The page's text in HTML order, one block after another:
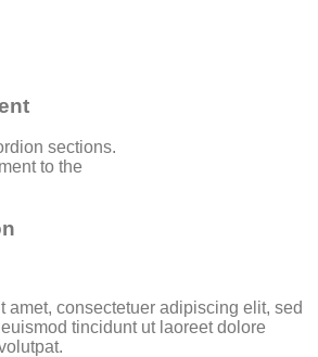
sections.
to the
amet, consectetuer adipiscing elit, sed
tincidunt ut laoreet dolore